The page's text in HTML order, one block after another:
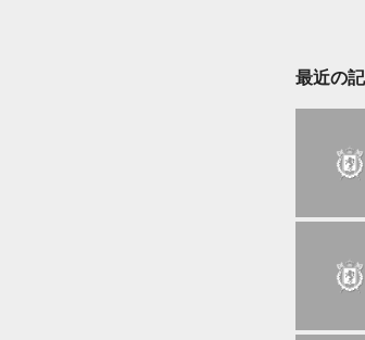
最近の